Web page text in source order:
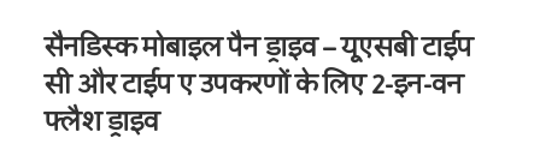
सैनडिस्क मोबाइल पैन ड्राइव – यूएसबी टाईप
सी और टाईप ए उपकरणों के लिए 2-इन-वन
फ्लैश ड्राइव